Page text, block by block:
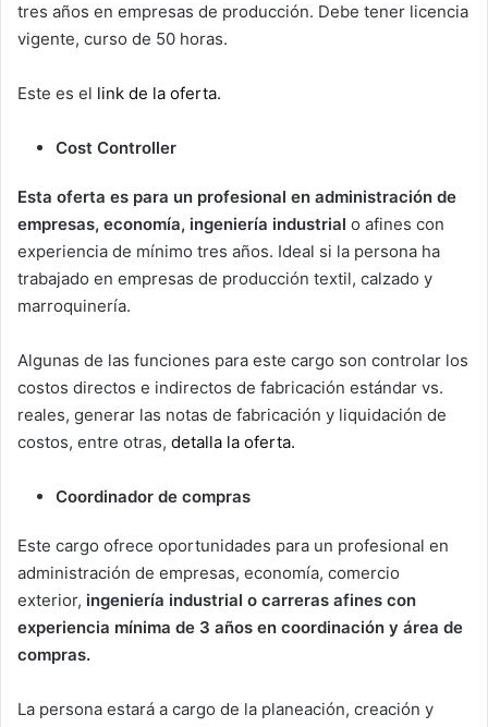
tres años en empresas de producción. Debe tener licencia
vigente, curso de 50 horas.
Este es el link de la oferta.
Cost Controller
Esta oferta es para un profesional en administración de
empresas, economía, ingeniería industrial o afines con
experiencia de mínimo tres años. Ideal si la persona ha
trabajado en empresas de producción textil, calzado y
marroquinería.
Algunas de las funciones para este cargo son controlar los
costos directos e indirectos de fabricación estándar vs.
reales, generar las notas de fabricación y liquidación de
costos, entre otras, detalla la oferta.
Coordinador de compras
Este cargo ofrece oportunidades para un profesional en
administración de empresas, economía, comercio
exterior, ingeniería industrial o carreras afines con
experiencia mínima de 3 años en coordinación y área de
compras.
La persona estará a cargo de la planeación, creación y